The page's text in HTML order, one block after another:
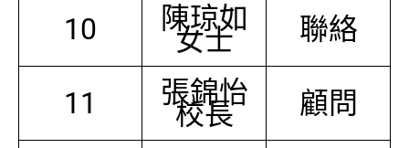
10 陳琼如
女士 聯絡
11 張錦怡
校長 顧問